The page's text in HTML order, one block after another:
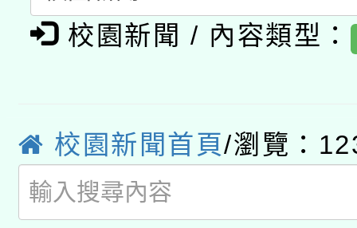
pilot」
有關大陸委員會函釋公
轉知經濟部水利署委託
用水績優單位及節水達
動」
桃園市孔廟祈福系列
開 智慧啟航」
2026年桃園地景藝術
校園新聞 / 內容類型：
校園新聞首頁/瀏覽：